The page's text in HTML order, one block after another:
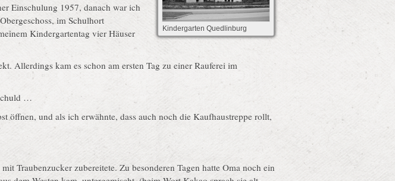
Kindergarten Quedlinburg
Einschulung 1957, danach war ich
im Schulhort
Kindergartentag vier Häuser
Allerdings kam es schon am ersten Tag zu einer Rauferei im
…
öffnen, und als ich erwähnte, dass auch noch die Kaufhaustreppe rollt,
Traubenzucker zubereitete. Zu besonderen Tagen hatte Oma noch ein